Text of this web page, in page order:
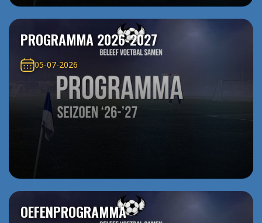
PROGRAMMA 2026-2027
05-07-2026
OEFENPROGRAMMA